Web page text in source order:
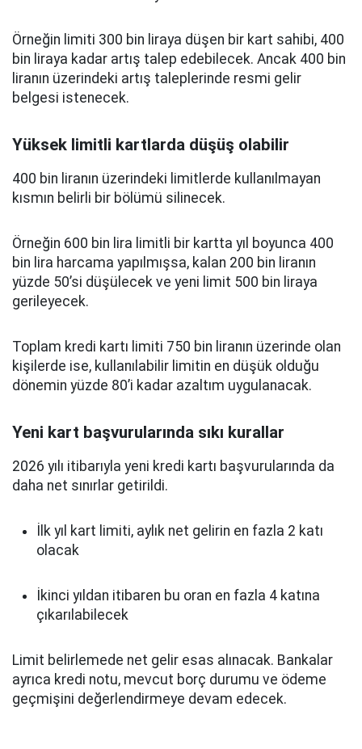
Örneğin limiti 300 bin liraya düşen bir kart sahibi, 400
bin liraya kadar artış talep edebilecek. Ancak 400 bin
liranın üzerindeki artış taleplerinde resmi gelir
belgesi istenecek.
Yüksek limitli kartlarda düşüş olabilir
400 bin liranın üzerindeki limitlerde kullanılmayan
kısmın belirli bir bölümü silinecek.
Örneğin 600 bin lira limitli bir kartta yıl boyunca 400
bin lira harcama yapılmışsa, kalan 200 bin liranın
yüzde 50’si düşülecek ve yeni limit 500 bin liraya
gerileyecek.
Toplam kredi kartı limiti 750 bin liranın üzerinde olan
kişilerde ise, kullanılabilir limitin en düşük olduğu
dönemin yüzde 80’i kadar azaltım uygulanacak.
Yeni kart başvurularında sıkı kurallar
2026 yılı itibarıyla yeni kredi kartı başvurularında da
daha net sınırlar getirildi.
İlk yıl kart limiti, aylık net gelirin en fazla 2 katı
olacak
İkinci yıldan itibaren bu oran en fazla 4 katına
çıkarılabilecek
Limit belirlemede net gelir esas alınacak. Bankalar
ayrıca kredi notu, mevcut borç durumu ve ödeme
geçmişini değerlendirmeye devam edecek.